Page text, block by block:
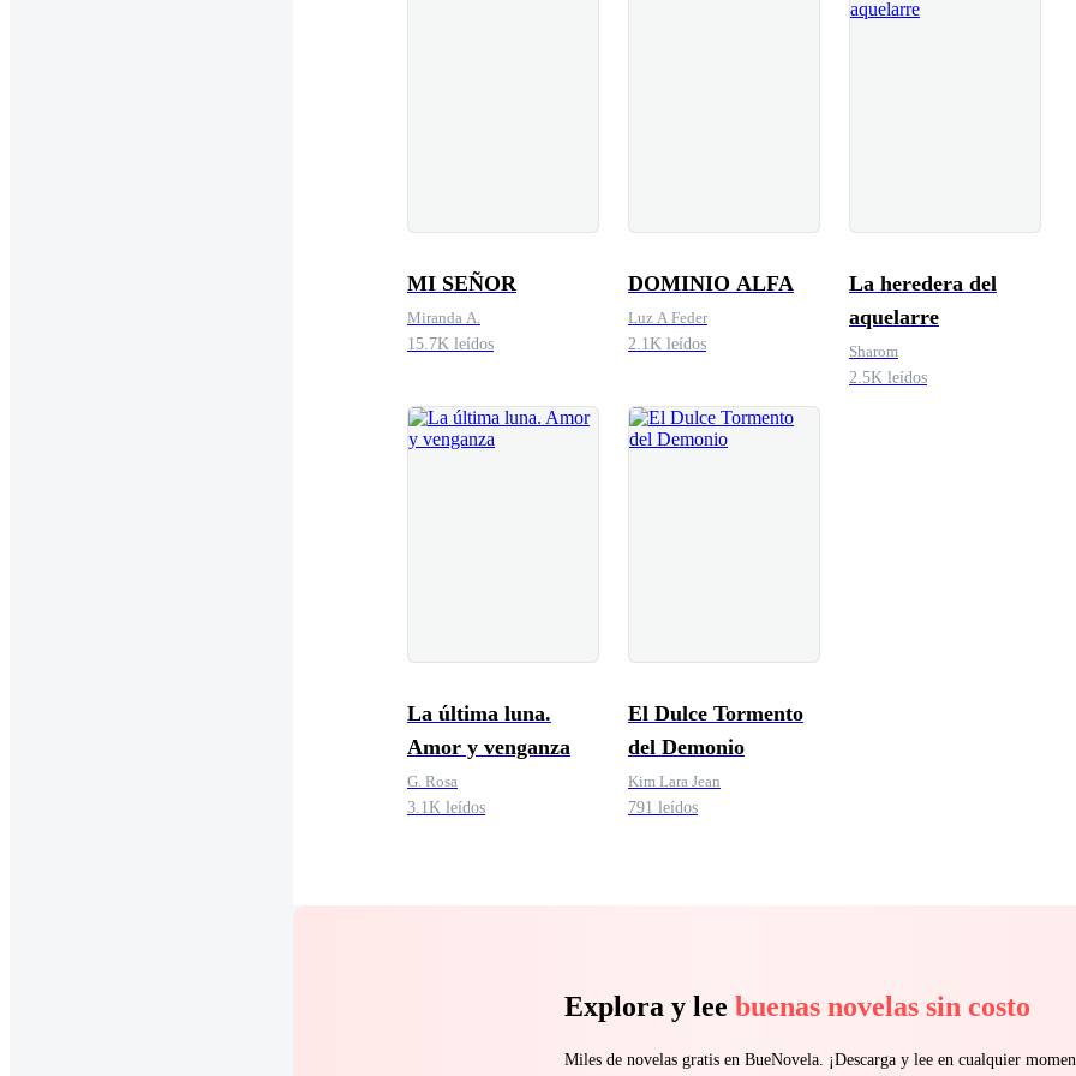
MI SEÑOR
Miranda A.
15.7K leídos
DOMINIO ALFA
Luz A Feder
2.1K leídos
La heredera del
aquelarre
Sharom
2.5K leídos
La última luna.
Amor y venganza
G. Rosa
3.1K leídos
El Dulce Tormento
del Demonio
Kim Lara Jean
791 leídos
Explora y lee buenas novelas sin costo
Miles de novelas gratis en BueNovela. ¡Descarga y lee en cualquier